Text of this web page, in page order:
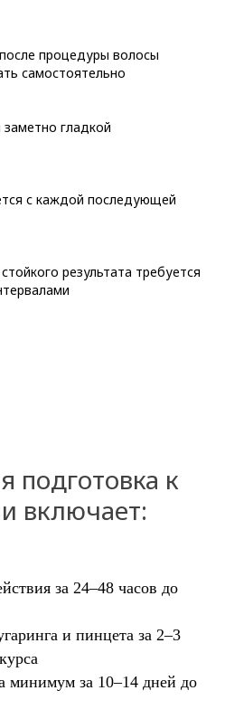
процедуры волосы
самостоятельно
гладкой
с каждой последующей
результата требуется
подготовка к
включает:
за 24–48 часов до
и пинцета за 2–3
минимум за 10–14 дней до